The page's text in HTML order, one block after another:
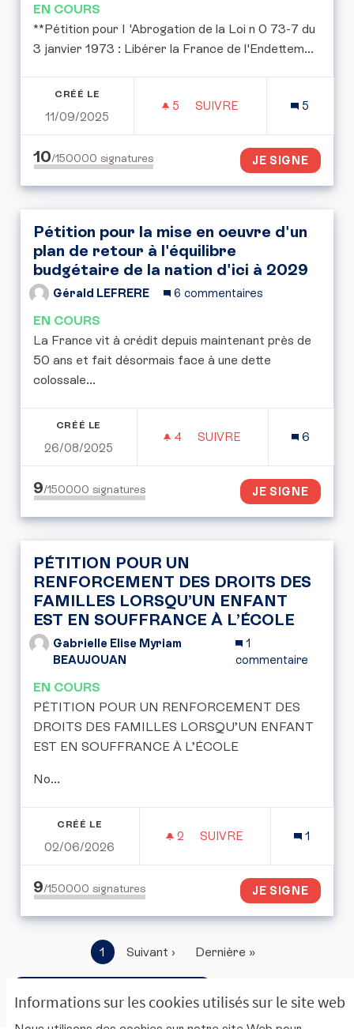
Informations sur les cookies utilisés sur le site web
EN COURS
**Pétition pour I 'Abrogation de la Loi n 0 73-7 du
3 janvier 1973 : Libérer la France de l'Endettem...
CRÉÉ LE
11/09/2025
5 5 ABONNÉS
SUIVRE
5
10/150000 signatures JE SIGNE
Pétition pour la mise en oeuvre d'un
plan de retour à l'équilibre
budgétaire de la nation d'ici à 2029
Gérald LEFRERE 6 commentaires
EN COURS
La France vit à crédit depuis maintenant près de
50 ans et fait désormais face à une dette
colossale...
CRÉÉ LE
26/08/2025
4 4 ABONNÉS
SUIVRE
6
9/150000 signatures JE SIGNE
PÉTITION POUR UN
RENFORCEMENT DES DROITS DES
FAMILLES LORSQU’UN ENFANT
EST EN SOUFFRANCE À L’ÉCOLE
Gabrielle Elise Myriam
BEAUJOUAN
1
commentaire
EN COURS
PÉTITION POUR UN RENFORCEMENT DES
DROITS DES FAMILLES LORSQU’UN ENFANT
EST EN SOUFFRANCE À L’ÉCOLE
No...
CRÉÉ LE
02/06/2026
2 2 ABONNÉS
SUIVRE
1
9/150000 signatures JE SIGNE
1 Suivant › Dernière »
Accéder à la corbeille ouverte